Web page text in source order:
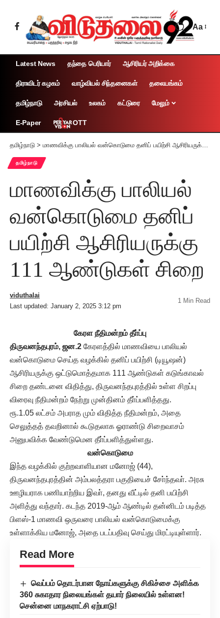
Aa
Latest News தந்தை பெரியார் ஆசிரியர் அறிக்கை
திராவிடர் கழகம் வாழ்வியல் சிந்தனைகள் தலையங்கம்
தமிழ்நாடு அரசியல் உலகம் கட்டுரை மேலும்
E-Paper OTT
தமிழ்நாடு > மாணவிக்கு பாலியல் வன்கொடுமை தனிப் பயிற்சி ஆசிரியருக்கு 111 ஆண்டுகள் சிறை
தமிழ்நாடு
மாணவிக்கு பாலியல்
வன்கொடுமை தனிப்
பயிற்சி ஆசிரியருக்கு
111 ஆண்டுகள் சிறை
Last updated: January 2, 2025 3:12 pm
viduthalai
1 Min Read
கேரள நீதிமன்றம் தீா்ப்பு
திருவனந்தபுரம், ஜன.2 கேரளத்தில் மாணவியை பாலியல்
வன்கொடுமை செய்த வழக்கில் தனிப் பயிற்சி (டியூஷன்)
ஆசிரியருக்கு ஒட்டுமொத்தமாக 111 ஆண்டுகள் கடுங்காவல்
சிறை தண்டனை விதித்து, திருவனந்தபுரத்தில் உள்ள சிறப்பு
விரைவு நீதிமன்றம் நேற்று முன்தினம் தீா்ப்பளித்தது.
ரூ.1.05 லட்சம் அபராத மும் விதித்த நீதிமன்றம், அதை
செலுத்தத் தவறினால் கூடுதலாக ஓராண்டு சிறைவாசம்
அனுபவிக்க வேண்டுமென தீா்ப்பளித்துள்ளது.
வன்கொடுமை
இந்த வழக்கில் குற்றவாளியான மனோஜ் (44),
திருவனந்தபுரத்தின் அம்பலத்தரா பகுதியைச் சோ்ந்தவா். அரசு
ஊழியராக பணியாற்றிய இவா், தனது வீட்டில் தனி பயிற்சி
அளித்து வந்தார். கடந்த 2019-ஆம் ஆண்டில் தன்னிடம் படித்த
பிளஸ்-1 மாணவி ஒருவரை பாலியல் வன்கொடுமைக்கு
உள்ளாக்கிய மனோஜ், அதை படப்பதிவு செய்து மிரட்டியுள்ளார்.
Read More
வெப்பம் தொடர்பான நோய்களுக்கு சிகிச்சை அளிக்க
360 சுகாதார நிலையங்கள் தயார் நிலையில் உள்ளன!
சென்னை மாநகராட்சி ஏற்பாடு!